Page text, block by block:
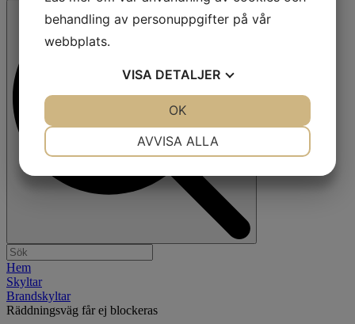
Hem
Skyltar
Brandskyltar
Räddningsväg får ej blockeras
behandling av personuppgifter på vår
webbplats.
VISA DETALJER
MARKNADSFÖRING STATISTIK
AVVISA ALLA
OK